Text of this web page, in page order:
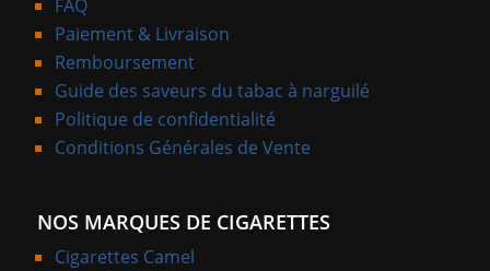
FAQ
Paiement & Livraison
Remboursement
Guide des saveurs du tabac à narguilé
Politique de confidentialité
Conditions Générales de Vente
NOS MARQUES DE CIGARETTES
Cigarettes Camel